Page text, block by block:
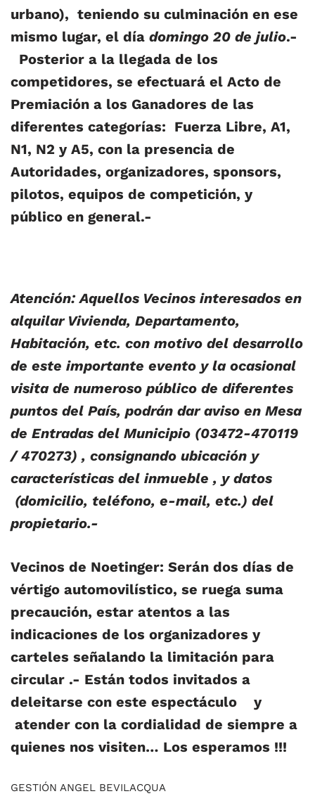
urbano), teniendo su culminación en ese
mismo lugar, el día domingo 20 de julio.-
Posterior a la llegada de los
competidores, se efectuará el Acto de
Premiación a los Ganadores de las
diferentes categorías: Fuerza Libre, A1,
N1, N2 y A5, con la presencia de
Autoridades, organizadores, sponsors,
pilotos, equipos de competición, y
público en general.-
Atención: Aquellos Vecinos interesados en
alquilar Vivienda, Departamento,
Habitación, etc. con motivo del desarrollo
de este importante evento y la ocasional
visita de numeroso público de diferentes
puntos del País, podrán dar aviso en Mesa
de Entradas del Municipio (03472-470119
/ 470273) , consignando ubicación y
características del inmueble , y datos
(domicilio, teléfono, e-mail, etc.) del
propietario.-
Vecinos de Noetinger: Serán dos días de
vértigo automovilístico, se ruega suma
precaución, estar atentos a las
indicaciones de los organizadores y
carteles señalando la limitación para
circular .- Están todos invitados a
deleitarse con este espectáculo y
atender con la cordialidad de siempre a
quienes nos visiten… Los esperamos !!!
GESTIÓN ANGEL BEVILACQUA